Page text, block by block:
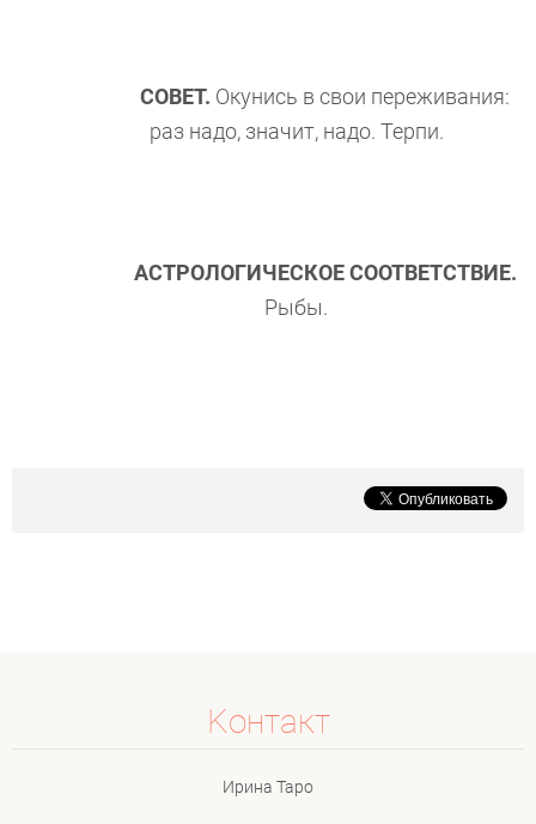
СОВЕТ. Окунись в свои переживания:
раз надо, значит, надо. Терпи.
АСТРОЛОГИЧЕСКОЕ СООТВЕТСТВИЕ.
Рыбы.
Koнтакт
Ирина Таро